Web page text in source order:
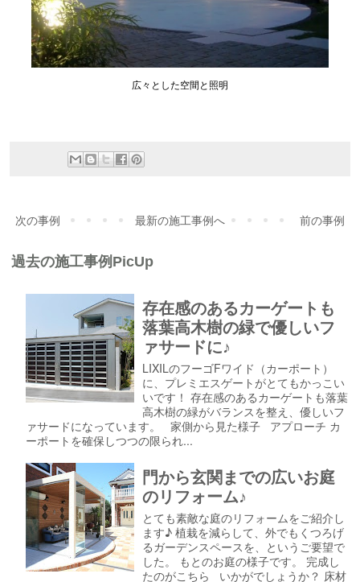
広々とした空間と照明
次の事例 前の事例
最新の施工事例へ
過去の施工事例PicUp
存在感のあるカーゲートも
落葉高木樹の緑で優しいフ
ァサードに♪
LIXILのフーゴFワイド（カーポート）
に、プレミエスゲートがとてもかっこい
いです！ 存在感のあるカーゲートも落葉
高木樹の緑がバランスを整え、優しいフ
ァサードになっています。 家側から見た様子 アプローチ カ
ーポートを確保しつつの限られ...
門から玄関までの広いお庭
のリフォーム♪
とても素敵な庭のリフォームをご紹介し
ます♪ 植栽を減らして、外でもくつろげ
るガーデンスペースを、というご要望で
した。 もとのお庭の様子です。 完成し
たのがこちら いかがでしょうか？ 床材